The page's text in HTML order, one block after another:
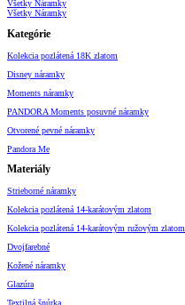
Všetky Náramky
Všetky Náramky
Kategórie
Kolekcia pozlátená 18K zlatom
Disney náramky
Moments náramky
PANDORA Moments posuvné náramky
Otvorené pevné náramky
Pandora Me
Materiály
Strieborné náramky
Kolekcia pozlátená 14-karátovým zlatom
Kolekcia pozlátená 14-karátovým ružovým zlatom
Dvojfarebné
Kožené náramky
Glazúra
Textilná šnúrka